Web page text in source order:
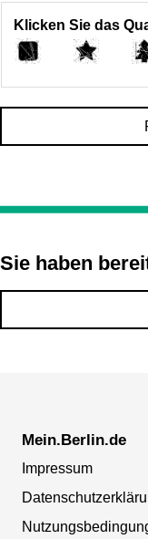
Klicken Sie das
Sie haben
Mein.Berlin.de
Impressum